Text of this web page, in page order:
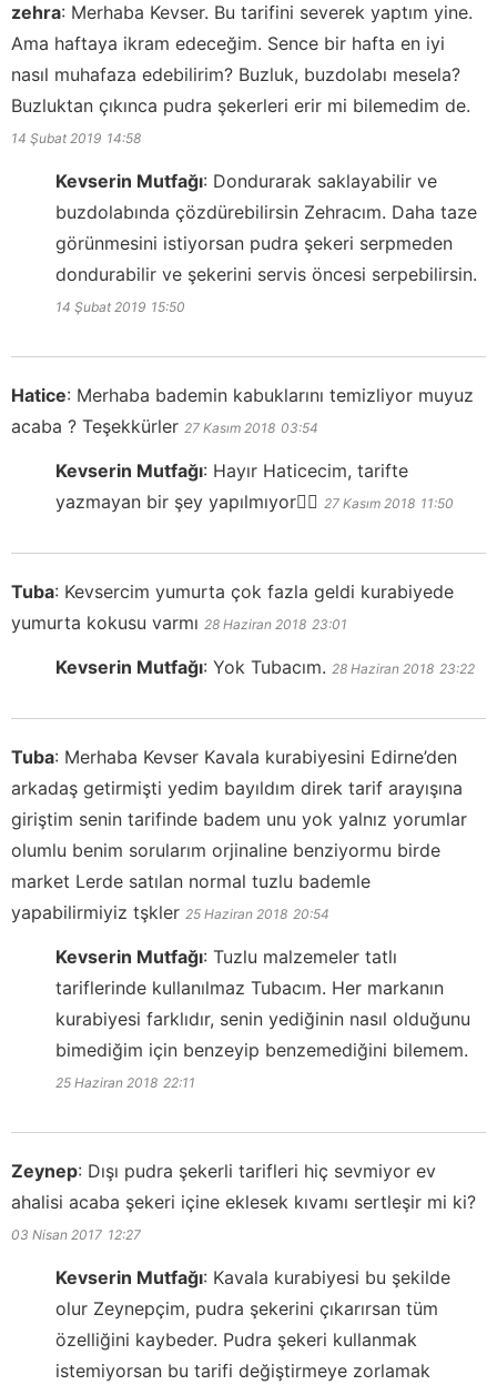
zehra: Merhaba Kevser. Bu tarifini severek yaptım yine.
Ama haftaya ikram edeceğim. Sence bir hafta en iyi
nasıl muhafaza edebilirim? Buzluk, buzdolabı mesela?
Buzluktan çıkınca pudra şekerleri erir mi bilemedim de.
14 Şubat 2019 14:58
Kevserin Mutfağı: Dondurarak saklayabilir ve
buzdolabında çözdürebilirsin Zehracım. Daha taze
görünmesini istiyorsan pudra şekeri serpmeden
dondurabilir ve şekerini servis öncesi serpebilirsin.
14 Şubat 2019 15:50
Hatice: Merhaba bademin kabuklarını temizliyor muyuz
acaba ? Teşekkürler 27 Kasım 2018 03:54
Kevserin Mutfağı: Hayır Haticecim, tarifte
yazmayan bir şey yapılmıyor👍🏻 27 Kasım 2018 11:50
Tuba: Kevsercim yumurta çok fazla geldi kurabiyede
yumurta kokusu varmı 28 Haziran 2018 23:01
Kevserin Mutfağı: Yok Tubacım. 28 Haziran 2018 23:22
Tuba: Merhaba Kevser Kavala kurabiyesini Edirne’den
arkadaş getirmişti yedim bayıldım direk tarif arayışına
giriştim senin tarifinde badem unu yok yalnız yorumlar
olumlu benim sorularım orjinaline benziyormu birde
market Lerde satılan normal tuzlu bademle
yapabilirmiyiz tşkler 25 Haziran 2018 20:54
Kevserin Mutfağı: Tuzlu malzemeler tatlı
tariflerinde kullanılmaz Tubacım. Her markanın
kurabiyesi farklıdır, senin yediğinin nasıl olduğunu
bimediğim için benzeyip benzemediğini bilemem.
25 Haziran 2018 22:11
Zeynep: Dışı pudra şekerli tarifleri hiç sevmiyor ev
ahalisi acaba şekeri içine eklesek kıvamı sertleşir mi ki?
03 Nisan 2017 12:27
Kevserin Mutfağı: Kavala kurabiyesi bu şekilde
olur Zeynepçim, pudra şekerini çıkarırsan tüm
özelliğini kaybeder. Pudra şekeri kullanmak
istemiyorsan bu tarifi değiştirmeye zorlamak